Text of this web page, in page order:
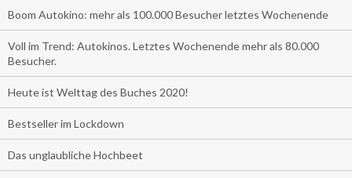
Boom Autokino: mehr als 100.000 Besucher letztes Wochenende
Voll im Trend: Autokinos. Letztes Wochenende mehr als 80.000
Besucher.
Heute ist Welttag des Buches 2020!
Bestseller im Lockdown
Das unglaubliche Hochbeet